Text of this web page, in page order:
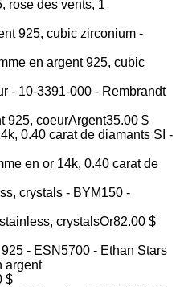
rose des vents, 1
en argent 925, cubic
925, coeurArgent35.00 $
en or 14k, 0.40 carat de
crystalsOr82.00 $
argent
$